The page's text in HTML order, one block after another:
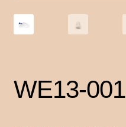
Full Day Booking
Inscrivez – vous
WE13-001